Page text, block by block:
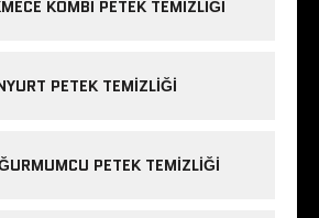
KOMBI PETEK TEMIZLIĞI
PETEK TEMIZLIĞI
PETEK TEMIZLIĞI